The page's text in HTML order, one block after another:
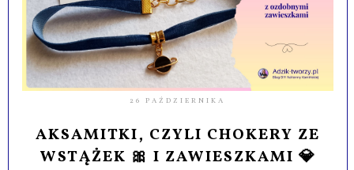
26 PAŹDZIERNIKA
AKSAMITKI, CZYLI CHOKERY ZE
WSTĄŻEK 🎀 I ZAWIESZKAMI 💎